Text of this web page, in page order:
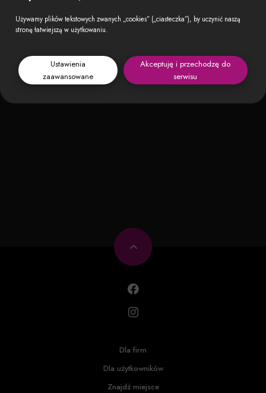
ul. Marszałkowska 115, 00-102 WarszawaPokaż na mapie →
Odwiedź:
Dla firm
Dla użytkowników
Znajdź miejsce
Używamy plików tekstowych zwanych „cookies” („ciasteczka”), by uczynić naszą
stronę łatwiejszą w użytkowaniu.
Ustawienia
zaawansowane
Akceptuję i przechodzę do
serwisu